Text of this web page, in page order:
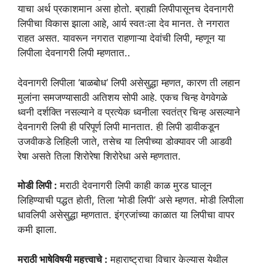
याचा अर्थ प्रकाशमान असा होतो. ब्राह्मी लिपीपासूनच देवनागरी
लिपीचा विकास झाला आहे, आर्य स्वतःला देव मानत. ते नगरात
राहत असत. यावरून नगरात राहणाऱ्या देवांची लिपी, म्हणून या
लिपीला देवनागरी लिपी म्हणतात..
देवनागरी लिपीला ‘बाळबोध’ लिपी असेसुद्धा म्हणत, कारण ती लहान
मुलांना समजण्यासाठी अतिशय सोपी आहे. एकच चिन्ह वेगवेगळे
ध्वनी दर्शक्ति नसल्याने व प्रत्येक ध्वनीला स्वतंत्र चिन्ह असल्याने
देवनागरी लिपी ही परिपूर्ण लिपी मानतात. ही लिपी डावीकडून
उजवीकडे लिहिली जाते, तसेच या लिपीच्या डोक्यावर जी आडवी
रेषा असते तिला शिरोरेषा शिरोरेधा असे म्हणतात.
मोडी लिपी : मराठी देवनागरी लिपी काही काळ मुरड घालून
लिहिण्याची पद्धत होती, तिला ‘मोडी लिपी’ असे म्हणत. मोडी लिपीला
धावलिपी असेसुद्धा म्हणतात. इंग्रजांच्या काळात या लिपीचा वापर
कमी झाला.
मराठी भाषेविषयी महत्त्वाचे : महाराष्ट्राचा विचार केल्यास येथील